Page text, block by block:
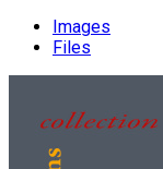
Images
Files